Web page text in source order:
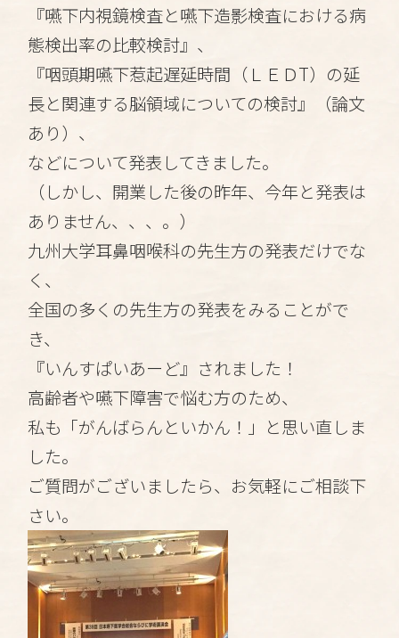
『嚥下内視鏡検査と嚥下造影検査における病
態検出率の比較検討』、
『咽頭期嚥下惹起遅延時間（ＬＥＤT）の延
長と関連する脳領域についての検討』（論文
あり）、
などについて発表してきました。
（しかし、開業した後の昨年、今年と発表は
ありません、、、。）
九州大学耳鼻咽喉科の先生方の発表だけでな
く、
全国の多くの先生方の発表をみることがで
き、
『いんすぱいあーど』されました！
高齢者や嚥下障害で悩む方のため、
私も「がんばらんといかん！」と思い直しま
した。
ご質問がございましたら、お気軽にご相談下
さい。